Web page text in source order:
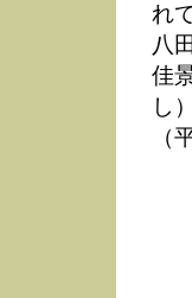
れ
八
佳
し
（